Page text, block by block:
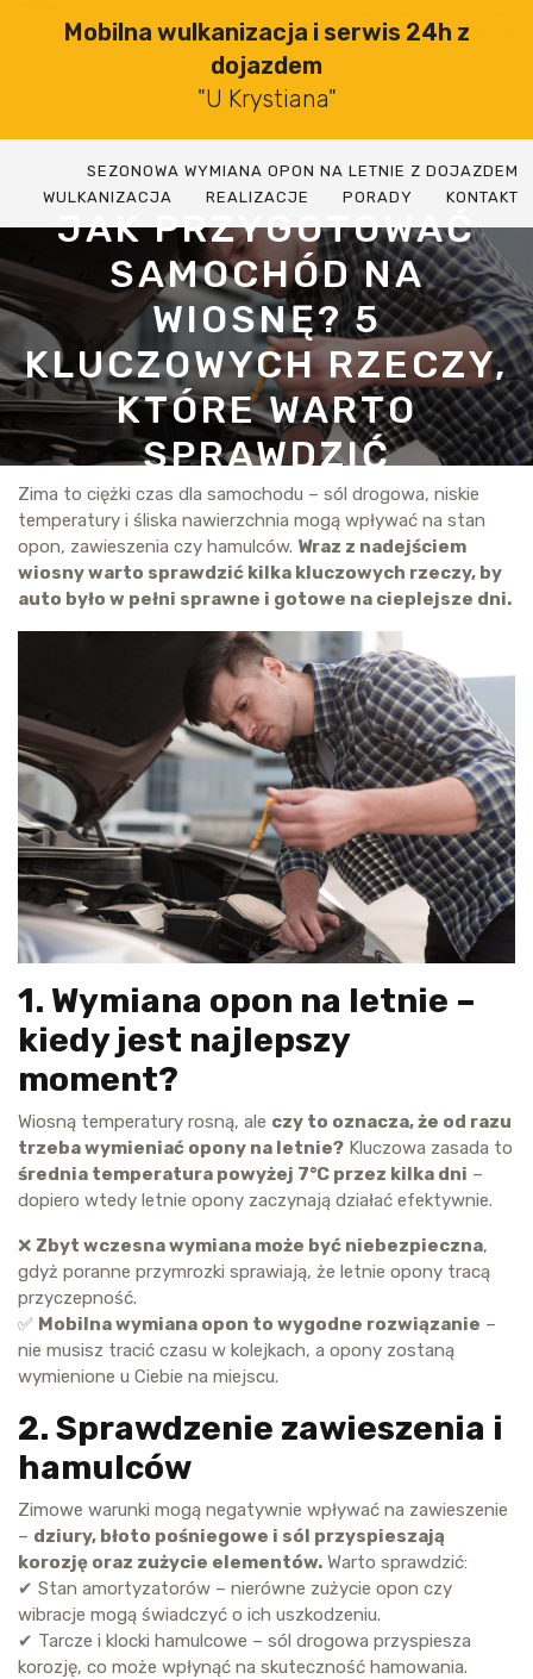
Mobilna wulkanizacja i serwis 24h z
dojazdem
"U Krystiana"
SEZONOWA WYMIANA OPON NA LETNIE Z DOJAZDEM
WULKANIZACJA
REALIZACJE PORADY KONTAKT
JAK PRZYGOTOWAĆ
SAMOCHÓD NA
WIOSNĘ? 5
KLUCZOWYCH RZECZY,
KTÓRE WARTO
SPRAWDZIĆ
Zima to ciężki czas dla samochodu – sól drogowa, niskie
temperatury i śliska nawierzchnia mogą wpływać na stan
opon, zawieszenia czy hamulców. Wraz z nadejściem
wiosny warto sprawdzić kilka kluczowych rzeczy, by
auto było w pełni sprawne i gotowe na cieplejsze dni.
1. Wymiana opon na letnie –
kiedy jest najlepszy
moment?
Wiosną temperatury rosną, ale czy to oznacza, że od razu
trzeba wymieniać opony na letnie? Kluczowa zasada to
średnia temperatura powyżej 7°C przez kilka dni –
dopiero wtedy letnie opony zaczynają działać efektywnie.
❌ Zbyt wczesna wymiana może być niebezpieczna,
gdyż poranne przymrozki sprawiają, że letnie opony tracą
przyczepność.
✅ Mobilna wymiana opon to wygodne rozwiązanie –
nie musisz tracić czasu w kolejkach, a opony zostaną
wymienione u Ciebie na miejscu.
2. Sprawdzenie zawieszenia i
hamulców
Zimowe warunki mogą negatywnie wpływać na zawieszenie
– dziury, błoto pośniegowe i sól przyspieszają
korozję oraz zużycie elementów. Warto sprawdzić:
✔ Stan amortyzatorów – nierówne zużycie opon czy
wibracje mogą świadczyć o ich uszkodzeniu.
✔ Tarcze i klocki hamulcowe – sól drogowa przyspiesza
korozję, co może wpłynąć na skuteczność hamowania.